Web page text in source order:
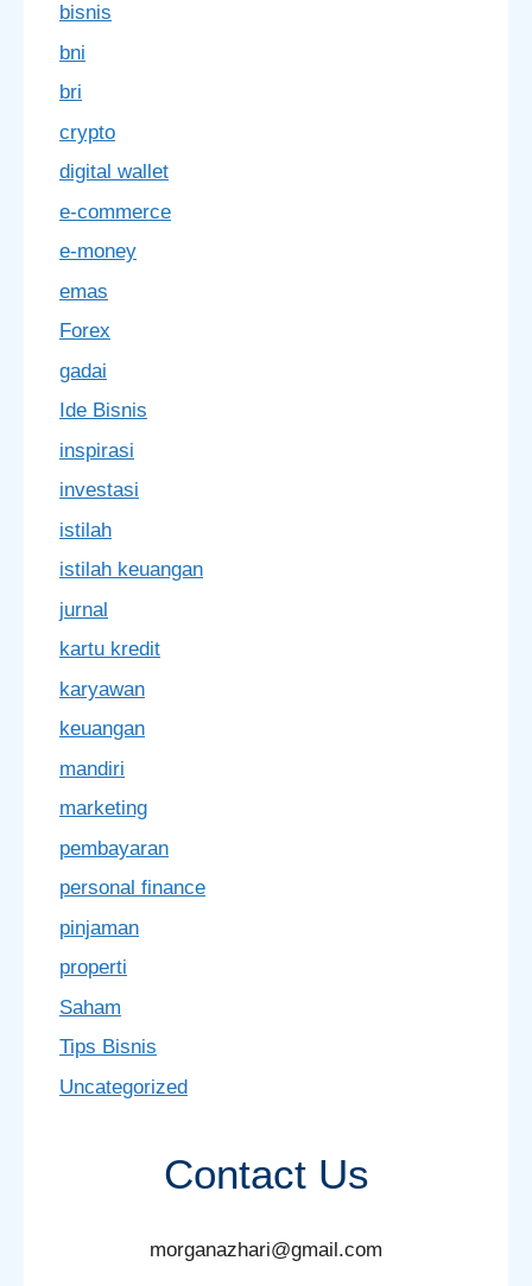
bisnis
bni
bri
crypto
digital wallet
e-commerce
e-money
emas
Forex
gadai
Ide Bisnis
inspirasi
investasi
istilah
istilah keuangan
jurnal
kartu kredit
karyawan
keuangan
mandiri
marketing
pembayaran
personal finance
pinjaman
properti
Saham
Tips Bisnis
Uncategorized
Contact Us
morganazhari@gmail.com